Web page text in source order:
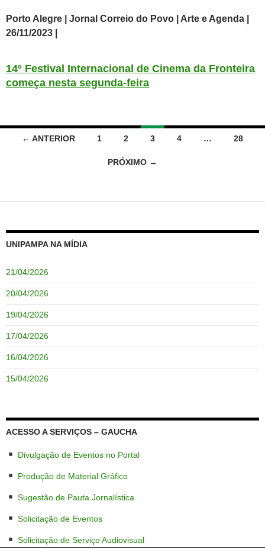
Porto Alegre | Jornal Correio do Povo | Arte e Agenda |
26/11/2023 |
14º Festival Internacional de Cinema da Fronteira
começa nesta segunda-feira
Navegação
← ANTERIOR 1 2 3 4 … 28
PRÓXIMO →
UNIPAMPA NA MÍDIA
21/04/2026
20/04/2026
19/04/2026
17/04/2026
16/04/2026
15/04/2026
ACESSO A SERVIÇOS – GAUCHA
Divulgação de Eventos no Portal
Produção de Material Gráfico
Sugestão de Pauta Jornalística
Solicitação de Eventos
Solicitação de Serviço Audiovisual